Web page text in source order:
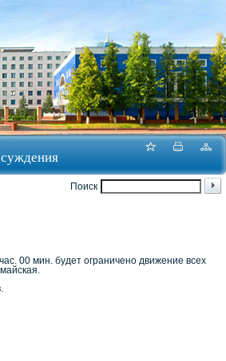
Поиск
00 мин. будет ограничено движение всех